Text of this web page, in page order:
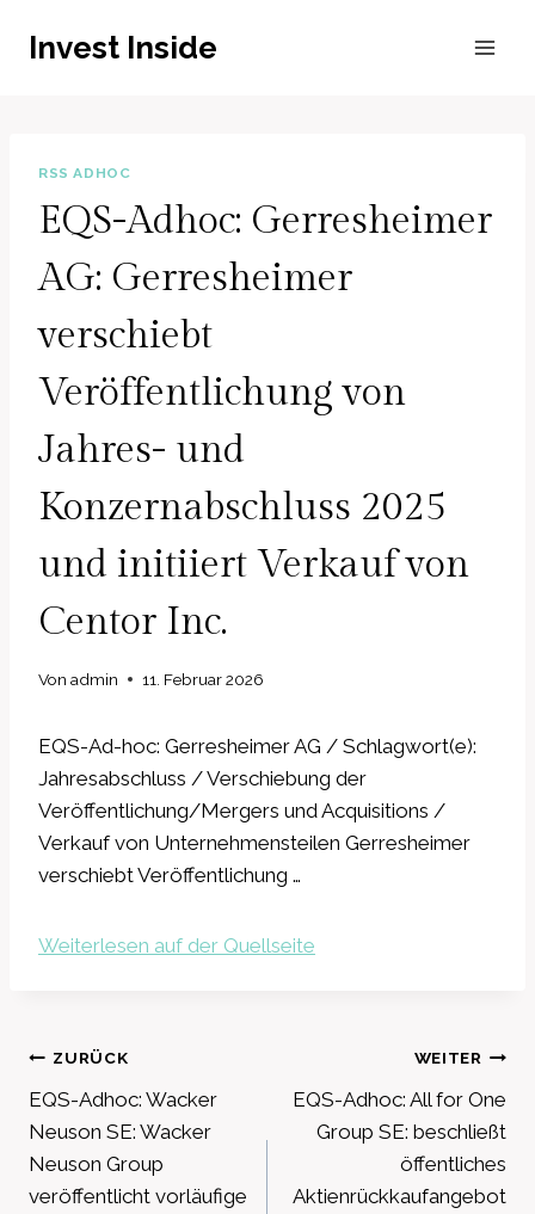
InhaltInvest Inside
RSS ADHOC
EQS-Adhoc: Gerresheimer
AG: Gerresheimer
verschiebt
Veröffentlichung von
Jahres- und
Konzernabschluss 2025
und initiiert Verkauf von
Centor Inc.
Von admin 11. Februar 2026
EQS-Ad-hoc: Gerresheimer AG / Schlagwort(e):
Jahresabschluss / Verschiebung der
Veröffentlichung/Mergers und Acquisitions /
Verkauf von Unternehmensteilen Gerresheimer
verschiebt Veröffentlichung …
Weiterlesen auf der Quellseite
Beitragsnavigation
ZURÜCK
EQS-Adhoc: Wacker
Neuson SE: Wacker
Neuson Group
veröffentlicht vorläufige
WEITER
EQS-Adhoc: All for One
Group SE: beschließt
öffentliches
Aktienrückkaufangebot